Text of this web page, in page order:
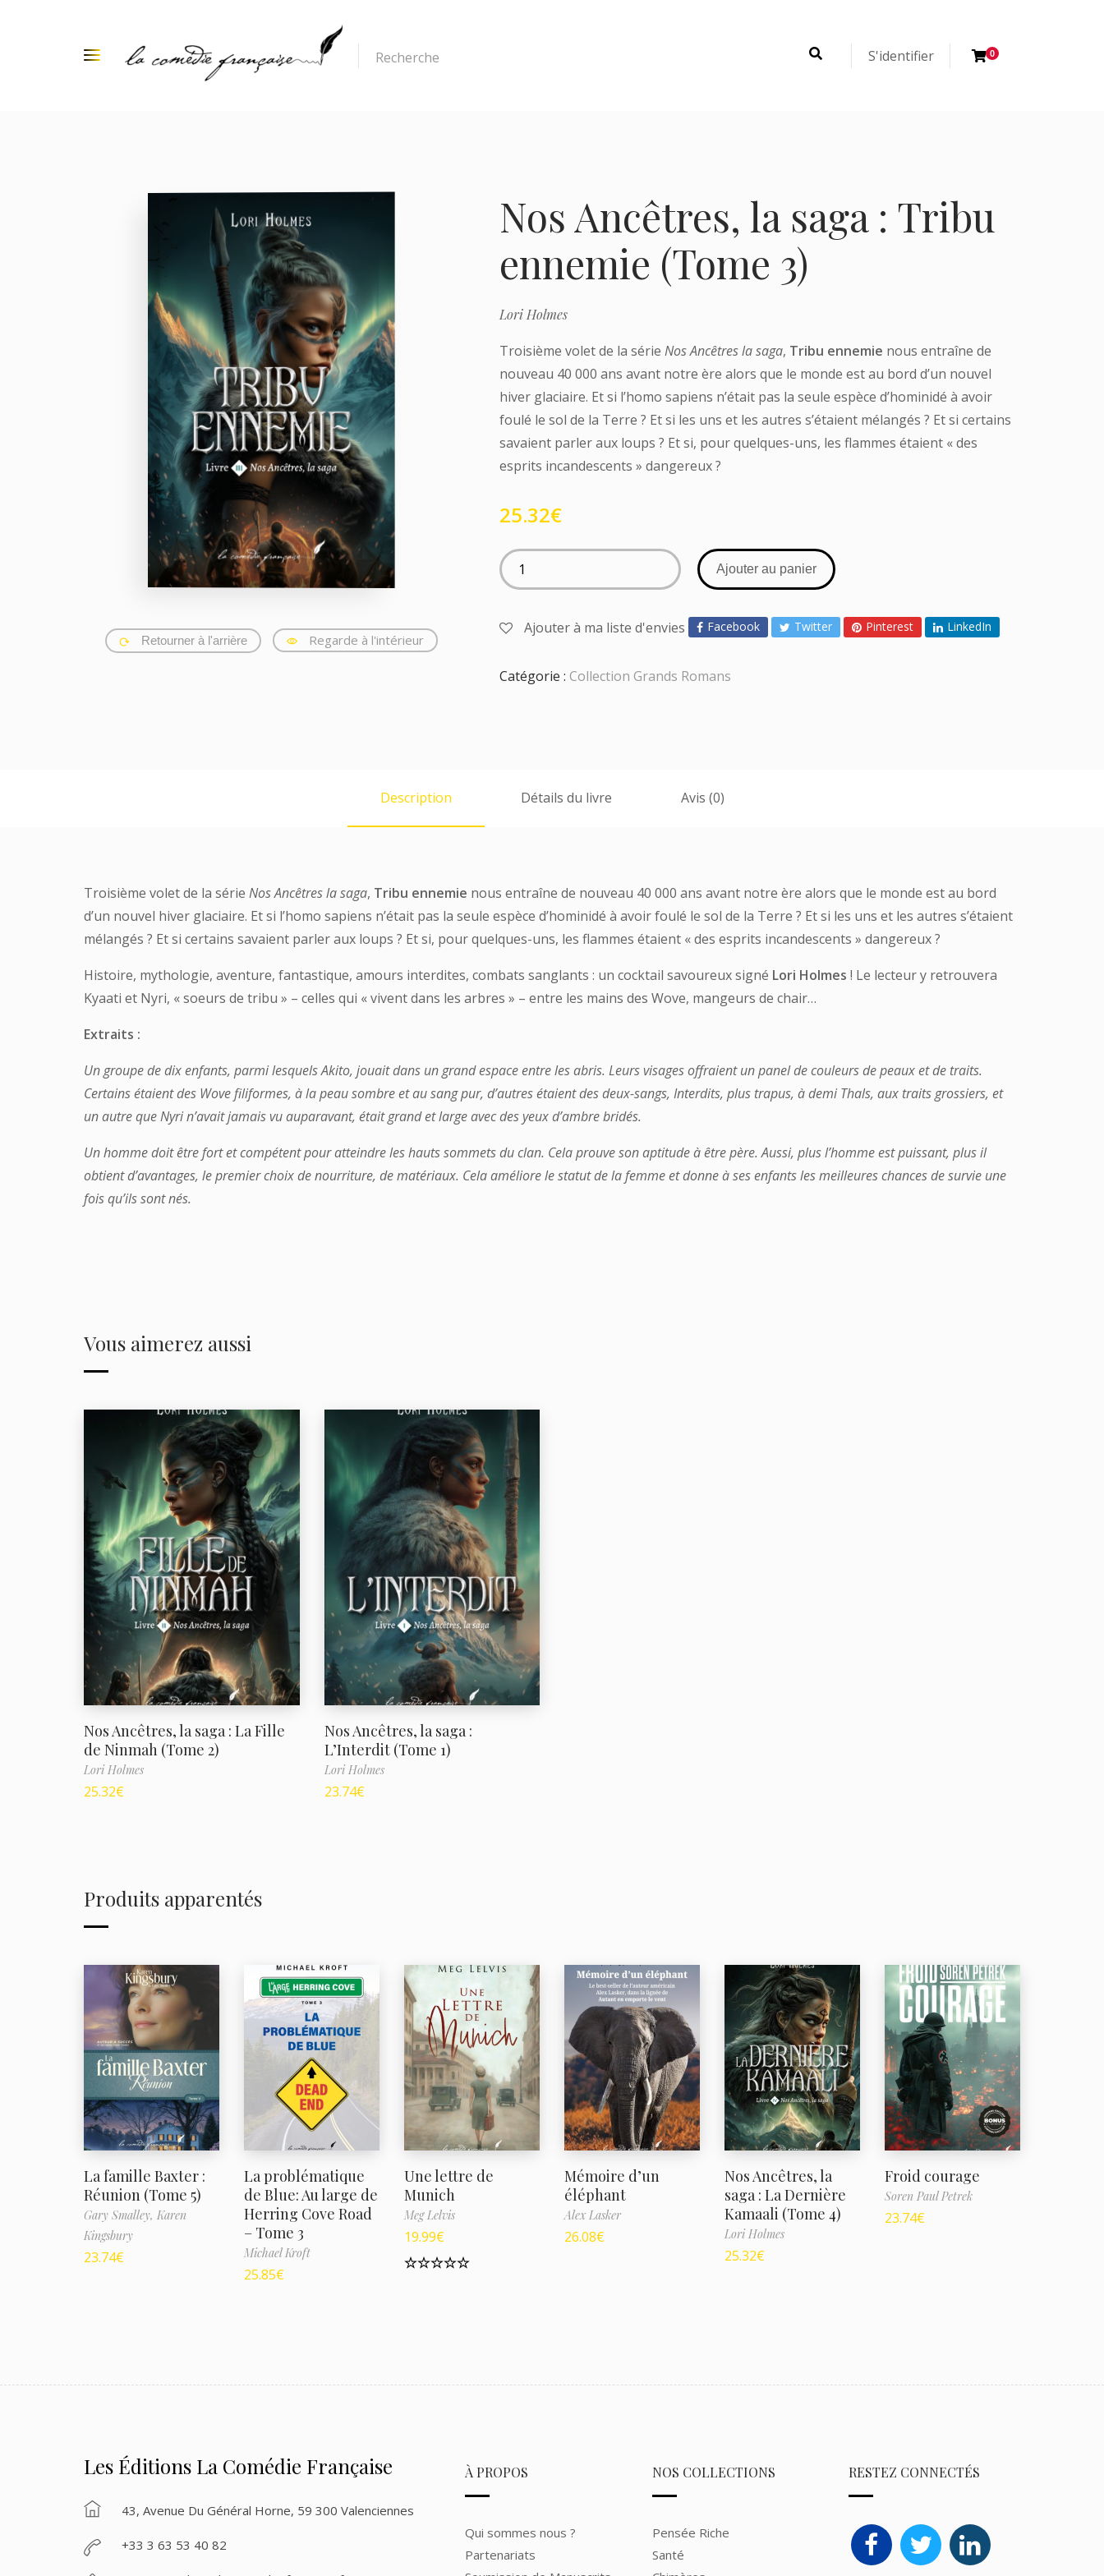
Recherche S'identifier 0
Retourner à l'arrière Regarde à l'intérieur
Nos Ancêtres, la saga : Tribu
ennemie (Tome 3)
Lori Holmes
Troisième volet de la série Nos Ancêtres la saga, Tribu ennemie nous entraîne de
nouveau 40 000 ans avant notre ère alors que le monde est au bord d’un nouvel
hiver glaciaire. Et si l’homo sapiens n’était pas la seule espèce d’hominidé à avoir
foulé le sol de la Terre ? Et si les uns et les autres s’étaient mélangés ? Et si certains
savaient parler aux loups ? Et si, pour quelques-uns, les flammes étaient « des
esprits incandescents » dangereux ?
25.32€
Ajouter au panier
Ajouter à ma liste d'envies Facebook Twitter Pinterest LinkedIn
Catégorie : Collection Grands Romans
Description Détails du livre Avis (0)
Troisième volet de la série Nos Ancêtres la saga, Tribu ennemie nous entraîne de nouveau 40 000 ans avant notre ère alors que le monde est au bord
d’un nouvel hiver glaciaire. Et si l’homo sapiens n’était pas la seule espèce d’hominidé à avoir foulé le sol de la Terre ? Et si les uns et les autres s’étaient
mélangés ? Et si certains savaient parler aux loups ? Et si, pour quelques-uns, les flammes étaient « des esprits incandescents » dangereux ?
Histoire, mythologie, aventure, fantastique, amours interdites, combats sanglants : un cocktail savoureux signé Lori Holmes ! Le lecteur y retrouvera
Kyaati et Nyri, « soeurs de tribu » – celles qui « vivent dans les arbres » – entre les mains des Wove, mangeurs de chair…
Extraits :
Un groupe de dix enfants, parmi lesquels Akito, jouait dans un grand espace entre les abris. Leurs visages offraient un panel de couleurs de peaux et de traits.
Certains étaient des Wove filiformes, à la peau sombre et au sang pur, d’autres étaient des deux-sangs, Interdits, plus trapus, à demi Thals, aux traits grossiers, et
un autre que Nyri n’avait jamais vu auparavant, était grand et large avec des yeux d’ambre bridés.
Un homme doit être fort et compétent pour atteindre les hauts sommets du clan. Cela prouve son aptitude à être père. Aussi, plus l’homme est puissant, plus il
obtient d’avantages, le premier choix de nourriture, de matériaux. Cela améliore le statut de la femme et donne à ses enfants les meilleures chances de survie une
fois qu’ils sont nés.
Vous aimerez aussi
Nos Ancêtres, la saga : La Fille
de Ninmah (Tome 2)
Lori Holmes
25.32€
Nos Ancêtres, la saga :
L’Interdit (Tome 1)
Lori Holmes
23.74€
Produits apparentés
La famille Baxter :
Réunion (Tome 5)
Gary Smalley, Karen
Kingsbury
23.74€
La problématique
de Blue: Au large de
Herring Cove Road
– Tome 3
Michael Kroft
25.85€
Une lettre de
Munich
Meg Lelvis
19.99€
Mémoire d’un
éléphant
Alex Lasker
26.08€
Nos Ancêtres, la
saga : La Dernière
Kamaali (Tome 4)
Lori Holmes
25.32€
Froid courage
Soren Paul Petrek
23.74€
Les Éditions La Comédie Française
43, Avenue Du Général Horne, 59 300 Valenciennes
+33 3 63 53 40 82
À PROPOS
Qui sommes nous ?
Partenariats
NOS COLLECTIONS
Pensée Riche
Santé
RESTEZ CONNECTÉS